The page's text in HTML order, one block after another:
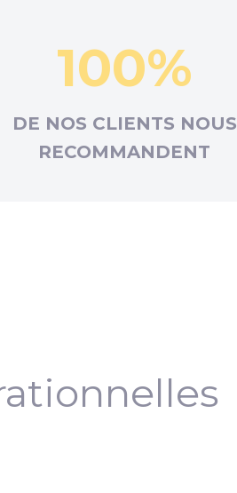
100%
DE NOS CLIENTS NOUS
RECOMMANDENT